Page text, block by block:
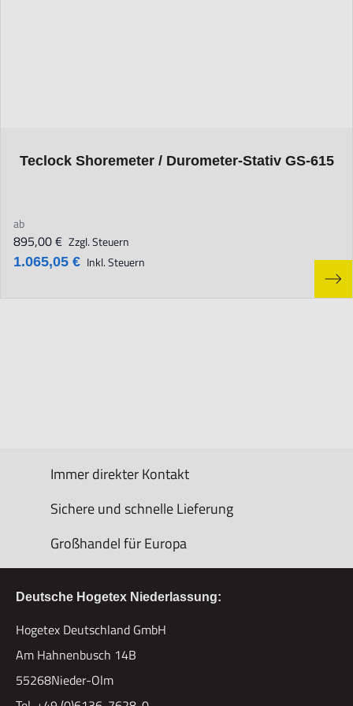
Teclock Shoremeter / Durometer-Stativ GS-615
The price depends on the options chosen on the product page
ab
1.065,05 € Inkl. Steuern
895,00 € Zzgl. Steuern
Immer direkter Kontakt
Sichere und schnelle Lieferung
Großhandel für Europa
Deutsche Hogetex Niederlassung:
Hogetex Deutschland GmbH
Am Hahnenbusch 14B
55268Nieder-Olm